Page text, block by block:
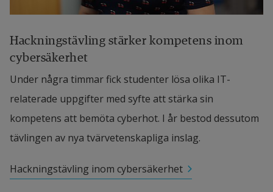
Hackningstävling stärker kompetens inom
cybersäkerhet
Under några timmar fick studenter lösa olika IT-
relaterade uppgifter med syfte att stärka sin
kompetens att bemöta cyberhot. I år bestod dessutom
tävlingen av nya tvärvetenskapliga inslag.
Hackningstävling inom cybersäkerhet